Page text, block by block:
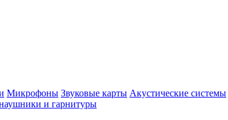
Микрофоны Звуковые карты Акустические системы
и гарнитуры